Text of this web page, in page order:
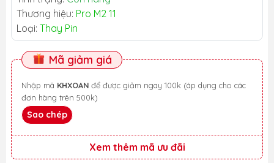
Thương hiệu: Pro M2 11
Loại: Thay Pin
Mã giảm giá
Nhập mã KHXOAN
đơn hàng trên 500k)
Sao chép
Xem thêm mã ưu đãi